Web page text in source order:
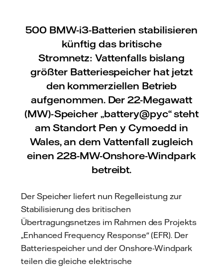
500 BMW-i3-Batterien stabilisieren
künftig das britische
Stromnetz: Vattenfalls bislang
größter Batteriespeicher hat jetzt
den kommerziellen Betrieb
aufgenommen. Der 22-Megawatt
(MW)-Speicher „battery@pyc“ steht
am Standort Pen y Cymoedd in
Wales, an dem Vattenfall zugleich
einen 228-MW-Onshore-Windpark
betreibt.
Der Speicher liefert nun Regelleistung zur
Stabilisierung des britischen
Übertragungsnetzes im Rahmen des Projekts
„Enhanced Frequency Response" (EFR). Der
Batteriespeicher und der Onshore-Windpark
teilen die gleiche elektrische